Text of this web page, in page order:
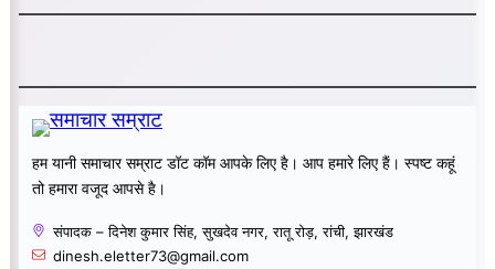
हम यानी समाचार सम्राट डॉट कॉम आपके लिए है। आप हमारे लिए हैं। स्पष्ट कहूं
तो हमारा वजूद आपसे है।
संपादक – दिनेश कुमार सिंह, सुखदेव नगर, रातू रोड़, रांची, झारखंड
dinesh.eletter73@gmail.com